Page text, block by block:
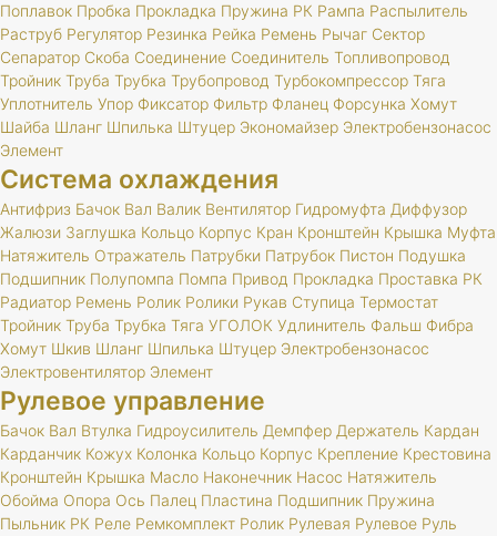
Поплавок Пробка Прокладка Пружина РК Рампа Распылитель
Раструб Регулятор Резинка Рейка Ремень Рычаг Сектор
Сепаратор Скоба Соединение Соединитель Топливопровод
Тройник Труба Трубка Трубопровод Турбокомпрессор Тяга
Уплотнитель Упор Фиксатор Фильтр Фланец Форсунка Хомут
Шайба Шланг Шпилька Штуцер Экономайзер Электробензонасос
Элемент
Система охлаждения
Антифриз Бачок Вал Валик Вентилятор Гидромуфта Диффузор
Жалюзи Заглушка Кольцо Корпус Кран Кронштейн Крышка Муфта
Натяжитель Отражатель Патрубки Патрубок Пистон Подушка
Подшипник Полупомпа Помпа Привод Прокладка Проставка РК
Радиатор Ремень Ролик Ролики Рукав Ступица Термостат
Тройник Труба Трубка Тяга УГОЛОК Удлинитель Фальш Фибра
Хомут Шкив Шланг Шпилька Штуцер Электробензонасос
Электровентилятор Элемент
Рулевое управление
Бачок Вал Втулка Гидроусилитель Демпфер Держатель Кардан
Карданчик Кожух Колонка Кольцо Корпус Крепление Крестовина
Кронштейн Крышка Масло Наконечник Насос Натяжитель
Обойма Опора Ось Палец Пластина Подшипник Пружина
Пыльник РК Реле Ремкомплект Ролик Рулевая Рулевое Руль